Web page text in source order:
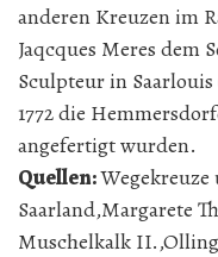
anderen Kreuzen im
Jaqcques Meres dem
Sculpteur in Saarlouis
1772 die
angefertigt wurden.
Quellen:
Saarland,Margarete
Muschelkalk